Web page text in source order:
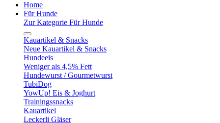
Home
Für Hunde
Zur Kategorie Für Hunde
Kauartikel & Snacks
Neue Kauartikel & Snacks
Hundeeis
Weniger als 4,5% Fett
Hundewurst / Gourmetwurst
TubiDog
YowUp! Eis & Joghurt
Trainingssnacks
Kauartikel
Leckerli Gläser